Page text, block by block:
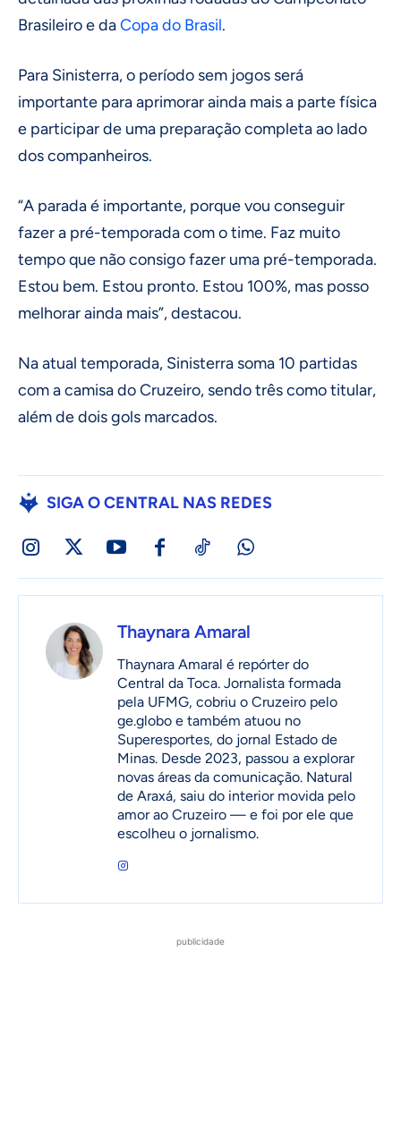
Brasileiro e daCopa do Brasil.
Para Sinisterra, o período sem jogos será
importante para aprimorar ainda mais a parte física
e participar de uma preparação completa ao lado
dos companheiros.
“A parada é importante, porque vou conseguir
fazer a pré-temporada com o time. Faz muito
tempo que não consigo fazer uma pré-temporada.
Estou bem. Estou pronto. Estou 100%, mas posso
melhorar ainda mais”, destacou.
Na atual temporada, Sinisterra soma 10 partidas
com a camisa do Cruzeiro, sendo três como titular,
além de dois gols marcados.
SIGA O CENTRAL NAS REDES
Thaynara Amaral
Thaynara Amaral é repórter do
Central da Toca. Jornalista formada
pela UFMG, cobriu o Cruzeiro pelo
ge.globo e também atuou no
Superesportes, do jornal Estado de
Minas. Desde 2023, passou a explorar
novas áreas da comunicação. Natural
de Araxá, saiu do interior movida pelo
amor ao Cruzeiro — e foi por ele que
escolheu o jornalismo.
publicidade